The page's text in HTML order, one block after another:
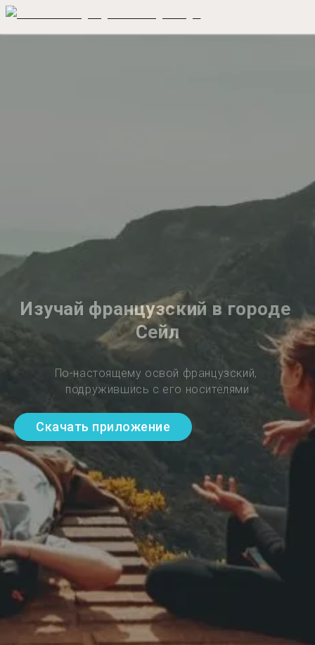
Изучай французский в городе
Сейл
По-настоящему освой французский,
подружившись с его носителями
Скачать приложение